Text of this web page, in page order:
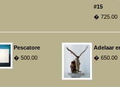
#15
� 725.00
Pescatore
� 500.00
Adelaar
� 650.00